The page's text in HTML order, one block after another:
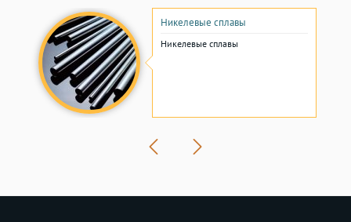
Никелевые сплавы
Никелевые сплавы